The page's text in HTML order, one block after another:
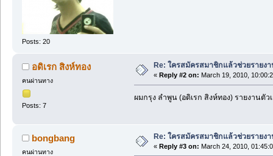
Posts: 20
อดิเรก สิงห์ทอง
คนผ่านทาง
Posts: 7
Re: ใครสมัครสมาชิกแล้วช่วยรายง
« Reply #2 on: March 19, 2010,
ผมกรุง ลำพูน (อดิเรก สิงห์ทอง) รายงานตั
bongbang
คนผ่านทาง
Re: ใครสมัครสมาชิกแล้วช่วยรายง
« Reply #3 on: March 24, 2010,